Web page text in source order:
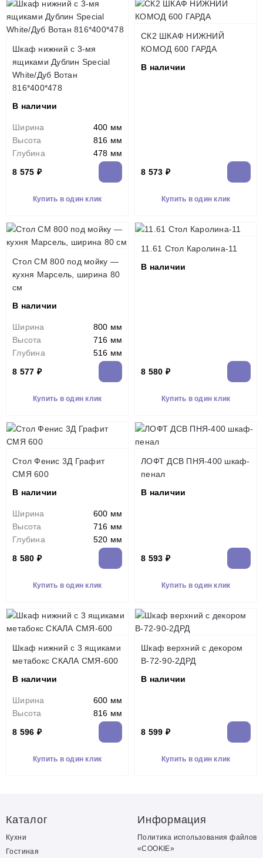
Шкаф нижний с 3-мя
ящиками Дублин Special
White/Дуб Вотан
816*400*478
В наличии
Ширина
400 мм
Высота
816 мм
Глубина
478 мм
8 575 ₽
Купить в один клик
СК2 ШКАФ НИЖНИЙ
КОМОД 600 ГАРДА
В наличии
8 573 ₽
Купить в один клик
Стол СМ 800 под мойку —
кухня Марсель, ширина 80
см
В наличии
Ширина
800 мм
Высота
716 мм
Глубина
516 мм
8 577 ₽
Купить в один клик
11.61 Стол Каролина-11
В наличии
8 580 ₽
Купить в один клик
Стол Фенис 3Д Графит
СМЯ 600
В наличии
Ширина
600 мм
Высота
716 мм
Глубина
520 мм
8 580 ₽
Купить в один клик
ЛОФТ ДСВ ПНЯ-400 шкаф-
пенал
В наличии
8 593 ₽
Купить в один клик
Шкаф нижний с 3 ящиками
метабокс СКАЛА СМЯ-600
В наличии
Ширина
600 мм
Высота
816 мм
8 596 ₽
Купить в один клик
Шкаф верхний c декором
В-72-90-2ДРД
В наличии
8 599 ₽
Купить в один клик
Каталог
Кухни
Гостиная
Информация
Политика использования файлов
«COOKIE»